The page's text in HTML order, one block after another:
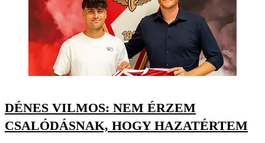
DÉNES VILMOS: NEM ÉRZEM
CSALÓDÁSNAK, HOGY HAZATÉRTEM